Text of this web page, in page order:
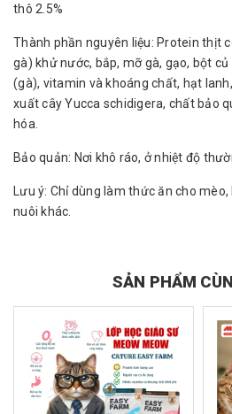
thô 2.5%
Thành phần nguyên liệu: Protein thịt
gà) khử nước, bắp, mỡ gà, gạo, bột
(gà), vitamin và khoáng chất, hạt
xuất cây Yucca schidigera, chất bảo
hóa.
Bảo quản: Nơi khô ráo, ở nhiệt độ
Lưu ý: Chỉ dùng làm thức ăn cho
nuôi khác.
SẢN PHẨM